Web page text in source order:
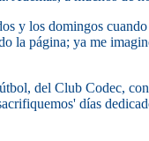
y los domingos
la página; ya me
del Club Codec,
días